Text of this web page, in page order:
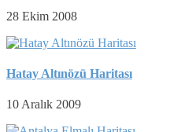
28 Ekim 2008
Hatay Altınözü Haritası
10 Aralık 2009